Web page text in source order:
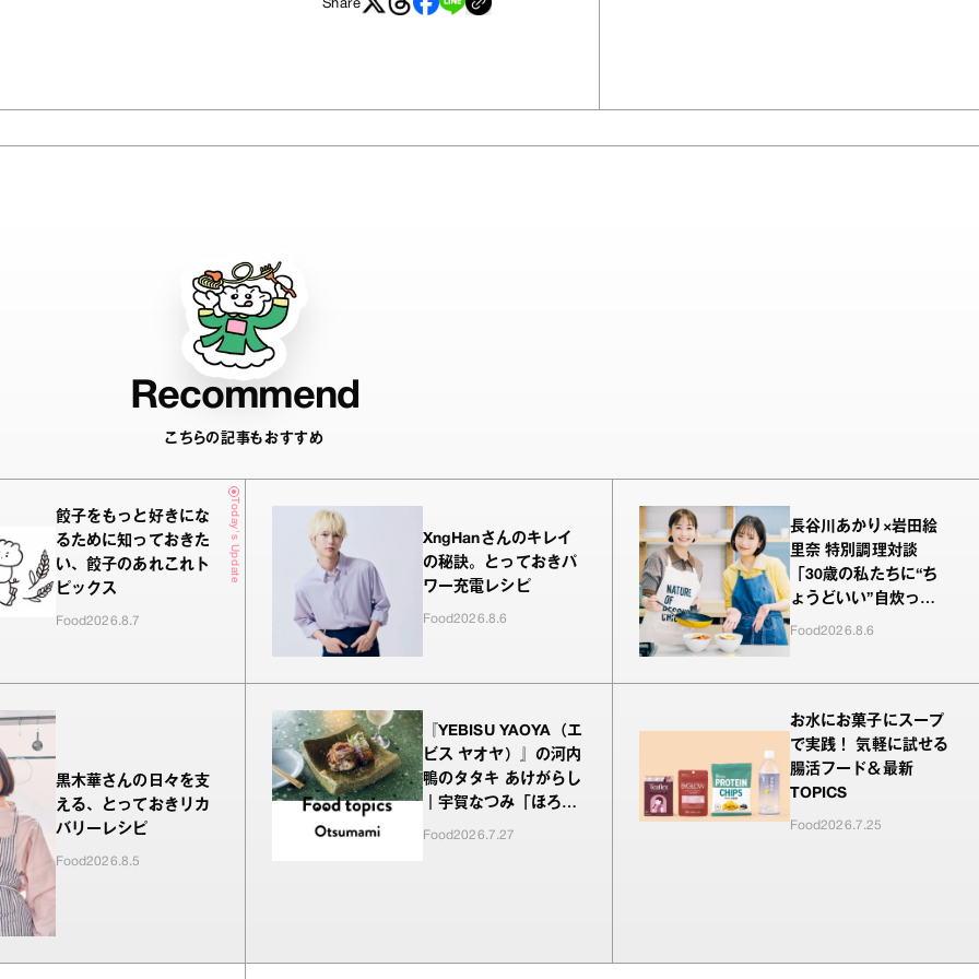
Share
Recommend
こちらの記事もおすすめ
Today's Update
餃子をもっと好きにな
るために知っておきた
い、餃子のあれこれト
ピックス
Food2026.8.7
XngHanさんのキレイ
の秘訣。とっておきパ
ワー充電レシピ
Food2026.8.6
長谷川あかり×岩田絵
里奈 特別調理対談
「30歳の私たちに“ち
ょうどいい”自炊っ
て？」
Food2026.8.6
黒木華さんの日々を支
える、とっておきリカ
バリーレシピ
Food2026.8.5
『YEBISU YAOYA（エ
ビス ヤオヤ）』の河内
鴨のタタキ あけがらし
｜宇賀なつみ「ほろ酔
いおつまみ」
Food2026.7.27
お水にお菓子にスープ
で実践！ 気軽に試せる
腸活フード＆最新
TOPICS
Food2026.7.25